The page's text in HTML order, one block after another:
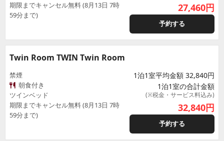
期限までキャンセル無料 (8月13日 7時
59分まで)
27,460円
予約する
Twin Room TWIN Twin Room
禁煙
朝食付き
ツインベッド
期限までキャンセル無料 (8月13日 7時
59分まで)
1泊1室平均金額 32,840円
1泊1室の合計金額
(※税金・サービス料込み)
32,840円
予約する